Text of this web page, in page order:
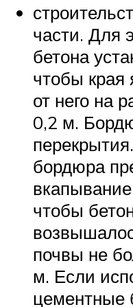
части. Для
бетона
чтобы края
от него на
0,2 м.
бордюра
чтобы
почвы не
м. Если
цементные